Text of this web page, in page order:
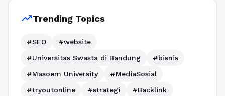
trending_upTrending Topics
#SEO
#website
#Universitas Swasta di Bandung
#bisnis
#Masoem University
#MediaSosial
#tryoutonline
#strategi
#Backlink